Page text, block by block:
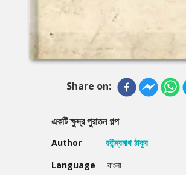
Share on:
একটি ক্ষুদ্র পুরাতন গল্প
Author
রবীন্দ্রনাথ ঠাকুর
Language
বাংলা